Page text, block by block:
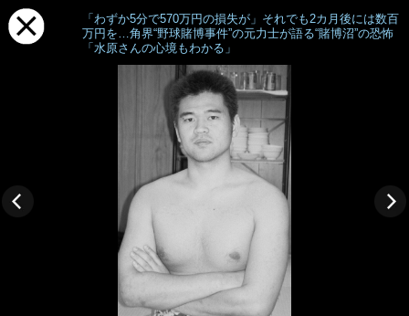
「わずか5分で570万円の損失が」それでも2カ月後には数百
万円を…角界“野球賭博事件”の元力士が語る“賭博沼”の恐怖
「水原さんの心境もわかる」